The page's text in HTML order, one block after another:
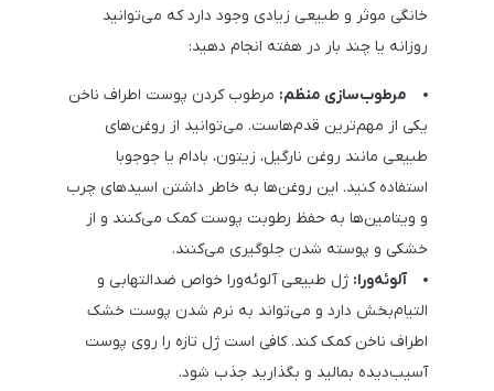
خانگی موثر و طبیعی زیادی وجود دارد که می‌توانید
روزانه یا چند بار در هفته انجام دهید:
مرطوب‌سازی منظم: مرطوب کردن پوست اطراف ناخن
یکی از مهم‌ترین قدم‌هاست. می‌توانید از روغن‌های
طبیعی مانند روغن نارگیل، زیتون، بادام یا جوجوبا
استفاده کنید. این روغن‌ها به ‌خاطر داشتن اسیدهای چرب
و ویتامین‌ها به حفظ رطوبت پوست کمک می‌کنند و از
خشکی و پوسته شدن جلوگیری می‌کنند.
آلوئه‌ورا: ژل طبیعی آلوئه‌ورا خواص ضدالتهابی و
التیام‌بخش دارد و می‌تواند به نرم شدن پوست خشک
اطراف ناخن کمک کند. کافی است ژل تازه را روی پوست
آسیب‌دیده بمالید و بگذارید جذب شود.